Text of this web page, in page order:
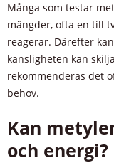
Många som testar
mängder, ofta en till
reagerar. Därefter
känsligheten kan
rekommenderas det
behov.
Kan
och energi?